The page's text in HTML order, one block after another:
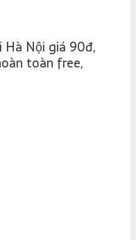
Hà Nội giá 90đ,
toàn free,